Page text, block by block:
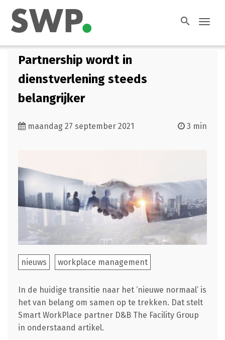
search
Partnership wordt in
dienstverlening steeds
belangrijker
maandag 27 september 2021 3 min
nieuws workplace management
In de huidige transitie naar het ‘nieuwe normaal’ is
het van belang om samen op te trekken. Dat stelt
Smart WorkPlace partner D&B The Facility Group
in onderstaand artikel.